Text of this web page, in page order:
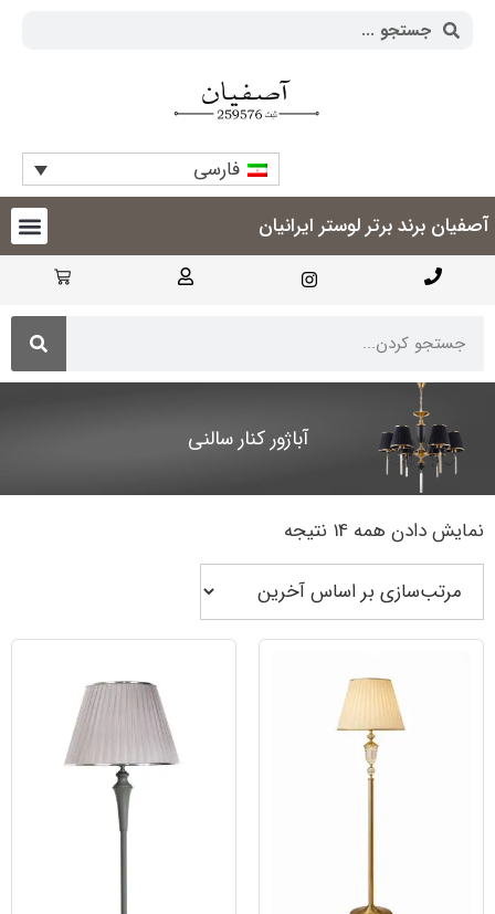
فارسی
آصفیان برند برتر لوستر ایرانیان
آباژور کنار سالنی
نمایش دادن همه 14 نتیجه